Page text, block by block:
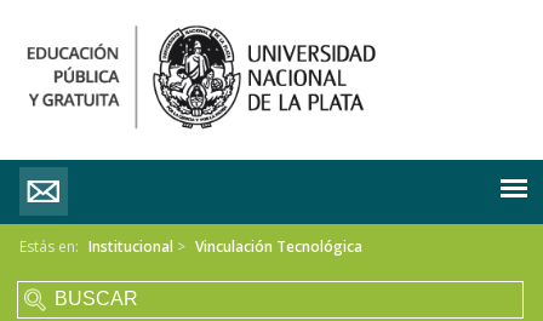
Estás en: Institucional > Vinculación Tecnológica